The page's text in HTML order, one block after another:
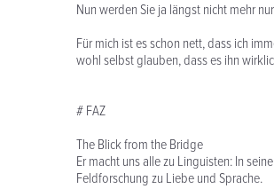
Nun werden Sie ja längst nicht mehr
Für mich ist es schon nett, dass ich
wohl selbst glauben, dass es ihn
# FAZ
The Blick from the Bridge
Er macht uns alle zu Linguisten: In
Feldforschung zu Liebe und Sprache.